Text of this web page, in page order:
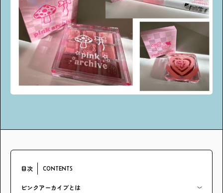
特集・連載 社会体験
アンケート プレゼント
目次 CONTENTS
ピンクアーカイブとは